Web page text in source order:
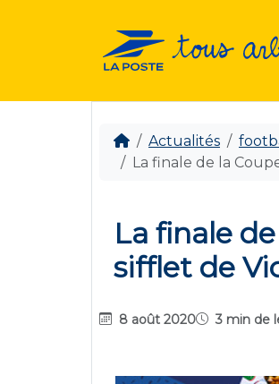
Actualités
La finale de la
La finale
sifflet de
8 août 2020 3 min de